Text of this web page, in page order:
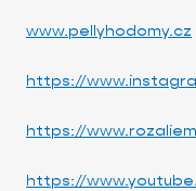
www.pellyhodomy.cz
https://
https://
https://